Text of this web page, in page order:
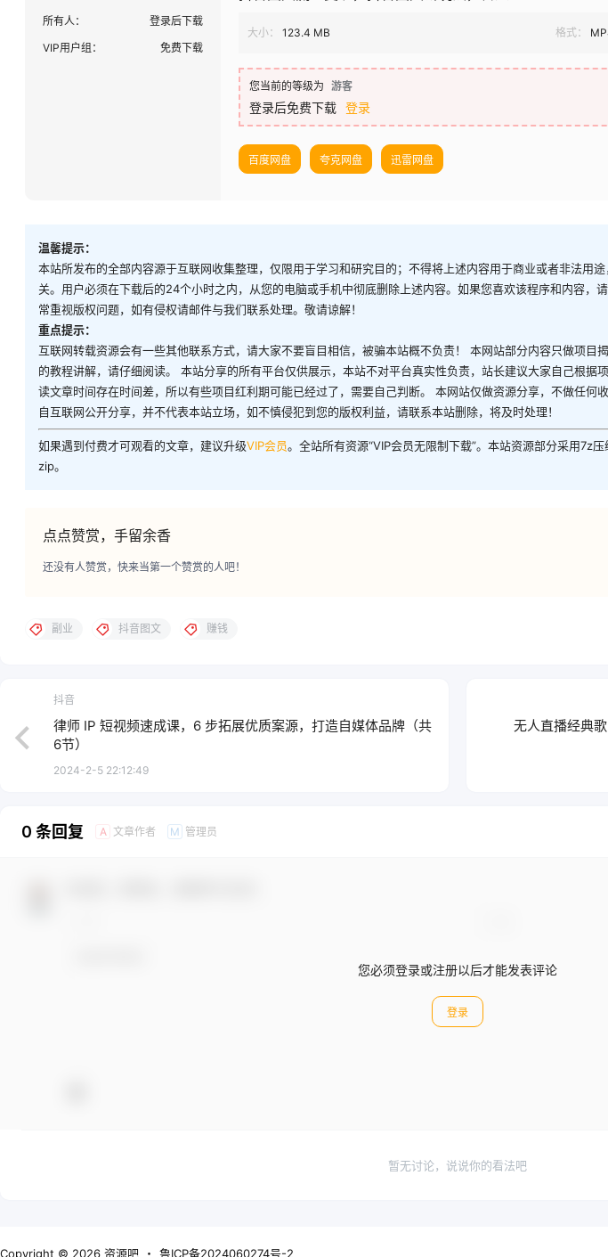
所有人：
登录后下载
VIP用户组：
免费下载
大小： 123.4 MB 格式：
您当前的等级为 游客
登录后免费下载 登录
百度网盘 夸克网盘 迅雷网盘
温馨提示：
本站所发布的全部内容源于互联网收集整理，仅限用于学习和研究目的；不得将上述内容用于商业或者非法用
关。用户必须在下载后的24个小时之内，从您的电脑或手机中彻底删除上述内容。如果您喜欢该程序和内容，
常重视版权问题，如有侵权请邮件与我们联系处理。敬请谅解！
重点提示：
互联网转载资源会有一些其他联系方式，请大家不要盲目相信，被骗本站概不负责！ 本网站部分内容只做项目
的教程讲解，请仔细阅读。 本站分享的所有平台仅供展示，本站不对平台真实性负责，站长建议大家自己根据
读文章时间存在时间差，所以有些项目红利期可能已经过了，需要自己判断。 本网站仅做资源分享，不做任何
自互联网公开分享，并不代表本站立场，如不慎侵犯到您的版权利益，请联系本站删除，将及时处理！
如果遇到付费才可观看的文章，建议升级VIP会员。全站所有资源“VIP会员无限制下载”。本站资源部分采用7z
zip。
点点赞赏，手留余香
还没有人赞赏，快来当第一个赞赏的人吧！
副业 抖音图文 赚钱
抖音
律师 IP 短视频速成课，6 步拓展优质案源，打造自媒体品牌（共
6节）
2024-2-5 22:12:49
无人直播经典
0 条回复 A 文章作者 M 管理员
您必须登录或注册以后才能发表评论
登录
暂无讨论，说说你的看法吧
Copyright © 2026 资源吧 ・ 鲁ICP备2024060274号-2